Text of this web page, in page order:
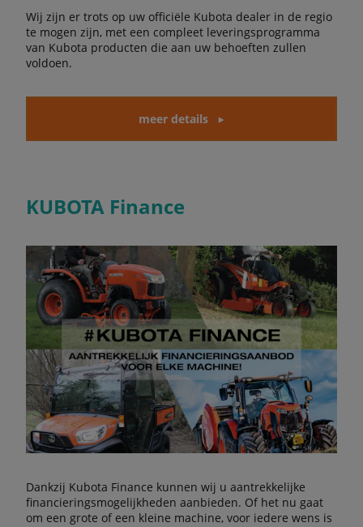
Wij zijn er trots op uw officiële Kubota dealer in de regio
te mogen zijn, met een compleet leveringsprogramma
van Kubota producten die aan uw behoeften zullen
voldoen.
meer details
KUBOTA Finance
Dankzij Kubota Finance kunnen wij u aantrekkelijke
financieringsmogelijkheden aanbieden. Of het nu gaat
om een grote of een kleine machine, voor iedere wens is